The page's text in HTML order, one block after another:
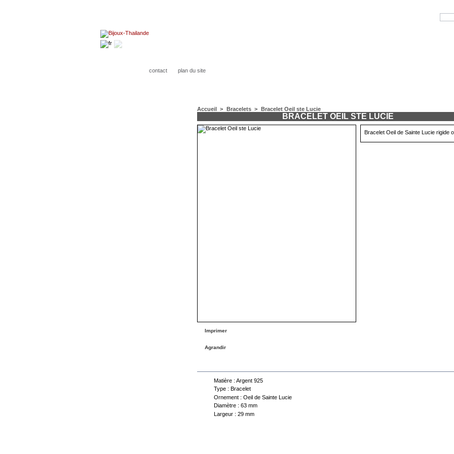
contact plan du site
Accueil > Bracelets > Bracelet Oeil ste Lucie
BRACELET OEIL STE LUCIE
Imprimer
Agrandir
Bracelet Oeil de Sainte Lucie rigide
Matière : Argent 925
Type : Bracelet
Ornement : Oeil de Sainte Lucie
Diamètre : 63 mm
Largeur : 29 mm